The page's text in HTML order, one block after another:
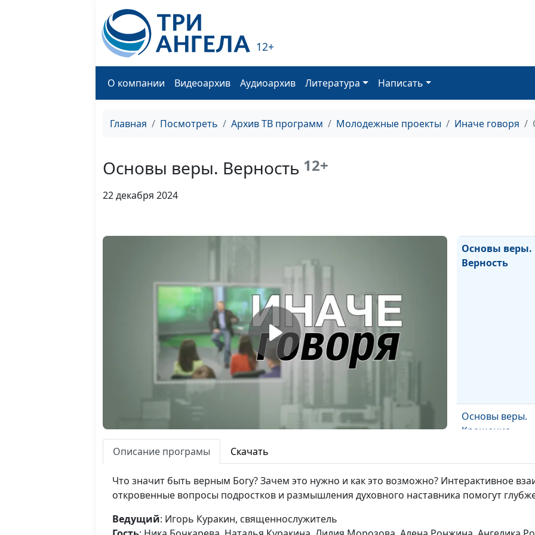
12+
О компании Видеоархив Аудиоархив Литература Написать
Главная Посмотреть Архив ТВ программ Молодежные проекты Иначе говоря
Основы веры. Верность 12+
22 декабря 2024
Основы веры.
Верность
Основы веры.
Крещение
Описание програмы Скачать
Что значит быть верным Богу? Зачем это нужно и как это возможно? Интерактивное
откровенные вопросы подростков и размышления духовного наставника помогут
Ведущий: Игорь Куракин, священнослужитель